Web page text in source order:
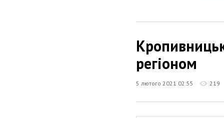
регіоном
5 лютого 2021 02:55 219